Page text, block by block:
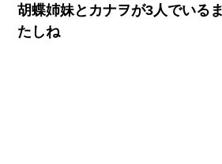
胡蝶姉妹とカナヲが3人でいる
たしね